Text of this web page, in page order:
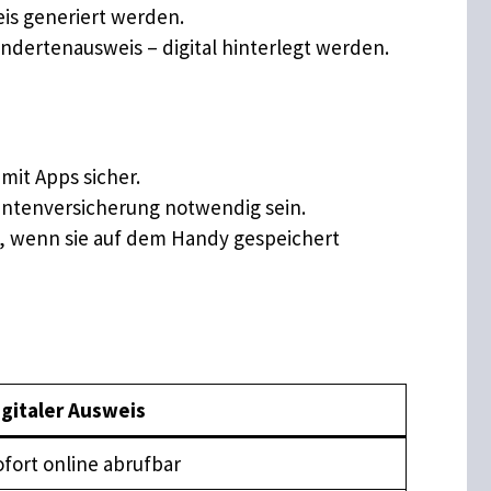
generiert werden.
– digital hinterlegt werden.
Apps sicher.
notwendig sein.
sie auf dem Handy gespeichert
Ausweis
online abrufbar